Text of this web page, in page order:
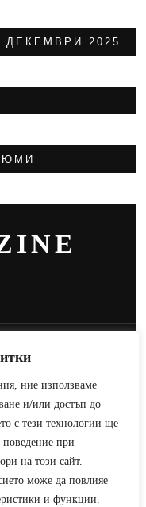
ние използваме
и/или достъп до
с тези технологии ще
поведение при
на този сайт.
може да повлияе
и функции.
ДЕКЕМВРИ 2025